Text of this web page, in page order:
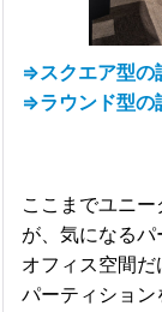
⇒スクエア型の
⇒ラウンド型の
ここまでユニ
が、気になる
オフィス空間だ
パーティション